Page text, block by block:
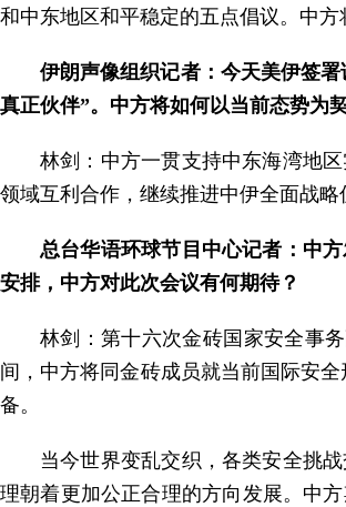
和中东地区和平稳定的五点倡议。中
伊朗声像组织记者：今天美伊签
真正伙伴”。中方将如何以当前态势为
林剑：中方一贯支持中东海湾地
领域互利合作，继续推进中伊全面战略
总台华语环球节目中心记者：中
安排，中方对此次会议有何期待？
林剑：第十六次金砖国家安全事
间，中方将同金砖成员就当前国际安
备。
当今世界变乱交织，各类安全挑
理朝着更加公正合理的方向发展。中